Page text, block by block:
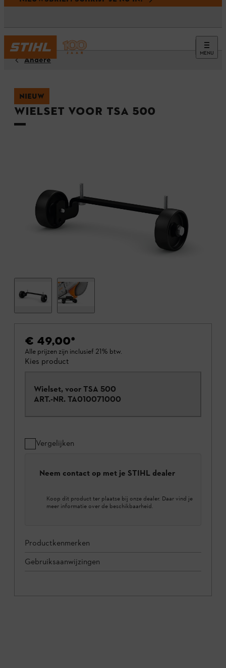
MENU
Andere
NIEUW
Wielset voor TSA 500
€ 49,00*
Alle prijzen zijn inclusief 21% btw.
Kies product
Wielset, voor TSA 500
ART.-NR. TA010071000
Vergelijken
Neem contact op met je STIHL dealer
Koop dit product ter plaatse bij onze dealer. Daar vind je
meer informatie over de beschikbaarheid.
Productkenmerken
Gebruiksaanwijzingen